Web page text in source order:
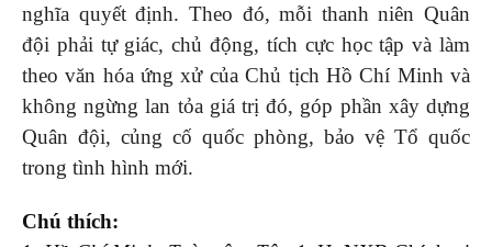
nghĩa quyết định. Theo đó, mỗi thanh niên Quân
đội phải tự giác, chủ động, tích cực học tập và làm
theo văn hóa ứng xử của Chủ tịch Hồ Chí Minh và
không ngừng lan tỏa giá trị đó, góp phần xây dựng
Quân đội, củng cố quốc phòng, bảo vệ Tổ quốc
trong tình hình mới.
Chú thích: